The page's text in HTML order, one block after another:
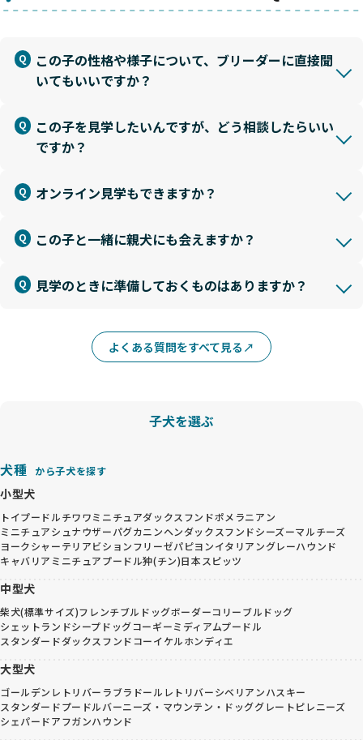
この子の性格や様子について、ブリーダーに直接聞
いてもいいですか？
この子を見学したいんですが、どう相談したらいい
ですか？
オンライン見学もできますか？
この子と一緒に親犬にも会えますか？
見学のときに準備しておくものはありますか？
よくある質問をすべて見る
子犬を選ぶ
犬種 から子犬を探す
小型犬
トイプードルチワワミニチュアダックスフンドポメラニアン
ミニチュアシュナウザーパグカニンヘンダックスフンドシーズーマルチーズ
ヨークシャーテリアビションフリーゼパピヨンイタリアングレーハウンド
キャバリア ミニチュアプードル狆(チン)日本スピッツ
中型犬
柴犬(標準サイズ)フレンチブルドッグボーダーコリーブルドッグ
シェットランドシープドッグコーギーミディアムプードル
スタンダードダックスフンドコーイケルホンディエ
大型犬
ゴールデンレトリバー ラブラドールレトリバーシベリアンハスキー
スタンダードプードルバーニーズ・マウンテン・ドッググレートピレニーズ
シェパードアフガンハウンド